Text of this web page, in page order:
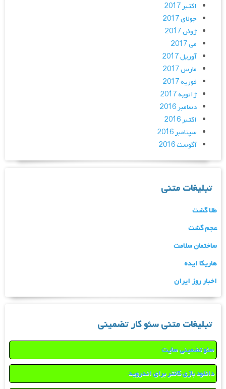
اکتبر 2017
جولای 2017
ژوئن 2017
می 2017
آوریل 2017
مارس 2017
فوریه 2017
ژانویه 2017
دسامبر 2016
اکتبر 2016
سپتامبر 2016
آگوست 2016
تبلیغات متنی
طلا گشت
عجم گشت
ساختمان سلامت
هاریکا ایده
اخبار روز ایران
تبلیغات متنی سئو کار تضمینی
سئو تضمینی سایت
دانلود بازی کانتر برای اندروید